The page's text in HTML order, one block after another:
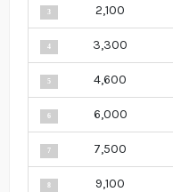
3 2,100
4 3,300
5 4,600
6 6,000
7 7,500
9,100